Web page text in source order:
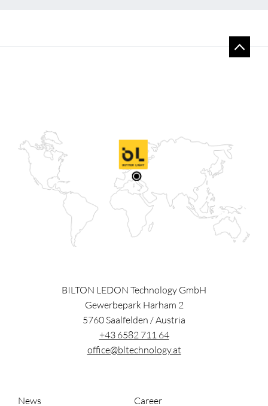
BILTON LEDON Technology GmbH
Gewerbepark Harham 2
5760Saalfelden /Austria
+43 6582 711 64
office@bltechnology.at
News Career